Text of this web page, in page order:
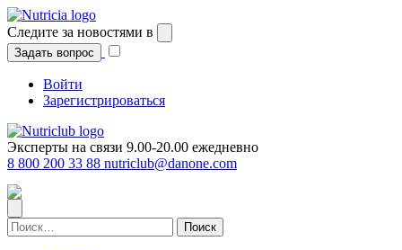
Перейти
к
содержимому
Следите за новостями в
Задать вопрос
Войти
Зарегистрироваться
Эксперты на связи 9.00-20.00 ежедневно
8 800 200 33 88 nutriclub@danone.com
Найти: